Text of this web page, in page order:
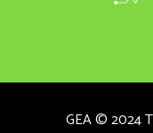
GEA © 2024